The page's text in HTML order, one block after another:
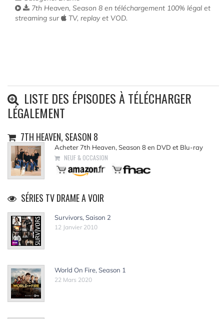
7th Heaven, Season 8 en téléchargement 100% légal et
streaming sur
TV, replay et VOD.
LISTE DES ÉPISODES À TÉLÉCHARGER
LÉGALEMENT
7TH HEAVEN, SEASON 8
Acheter 7th Heaven, Season 8 en DVD et Blu-ray
NEUF & OCCASION
SÉRIES TV DRAME A VOIR
Survivors, Saison 2
12 Janvier 2010
World On Fire, Season 1
22 Mars 2020